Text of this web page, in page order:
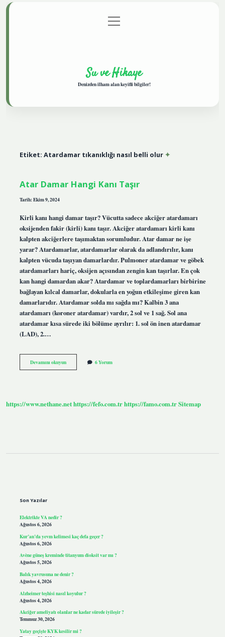
Gizlilik Politikası
menüyü
aç
Su ve Hikaye
Denizden ilham alan keyifli bilgiler!
Etiket: Atardamar tıkanıklığı nasıl belli olur
Atar Damar Hangi Kanı Taşır
Tarih: Ekim 9, 2024
Kirli kanı hangi damar taşır? Vücutta sadece akciğer atardamarı
oksijenden fakir (kirli) kanı taşır. Akciğer atardamarı kirli kanı
kalpten akciğerlere taşımaktan sorumludur. Atar damar ne işe
yarar? Atardamarlar, atardamarlar olarak da adlandırılır, kanı
kalpten vücuda taşıyan damarlardır. Pulmoner atardamar ve göbek
atardamarları hariç, oksijen açısından zengin kan taşırlar. En çok
kan hangi damardan akar? Atardamar ve toplardamarları birbirine
bağlayan kılcal damarlar, dokularla en yoğun etkileşime giren kan
damarlarıdır. Atardamar solda mı sağda mı? Kalbin 3 ana
atardamarı (koroner atardamar) vardır, 2 sol ve 1 sağ. Sol ana
atardamar kısa sürede iki bölüme ayrılır: 1. sol ön inen atardamar
(LAD), 2.…
Devamını okuyunAtar
Damar
6 Yorum
https://www.nethane.nethttps://fefo.com.trhttps://famo.com.trSitemap
Son Yazılar
Elektrikte VA nedir ?
Ağustos 6, 2026
Kur’an’da yevm kelimesi kaç defa geçer ?
Ağustos 6, 2026
Avène güneş kreminde titanyum dioksit var mı ?
Ağustos 5, 2026
Balık yavrusuna ne denir ?
Ağustos 4, 2026
Alzheimer teşhisi nasıl koyulur ?
Ağustos 4, 2026
Akciğer ameliyatı olanlar ne kadar sürede iyileşir ?
Temmuz 30, 2026
Yatay geçişte KYK kesilir mi ?